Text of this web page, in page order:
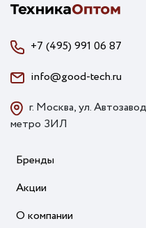
+7 (495) 991 06 87
info@good-tech.ru
г. Москва, ул.
метро ЗИЛ
Бренды
Акции
О компании